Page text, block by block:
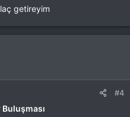
getireyim
#4